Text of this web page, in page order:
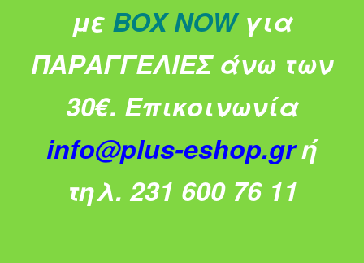
με BOX NOW για
ΠΑΡΑΓΓΕΛΙΕΣ άνω των
30€. Επικοινωνία
info@plus-eshop.grή
τηλ. 231 600 76 11